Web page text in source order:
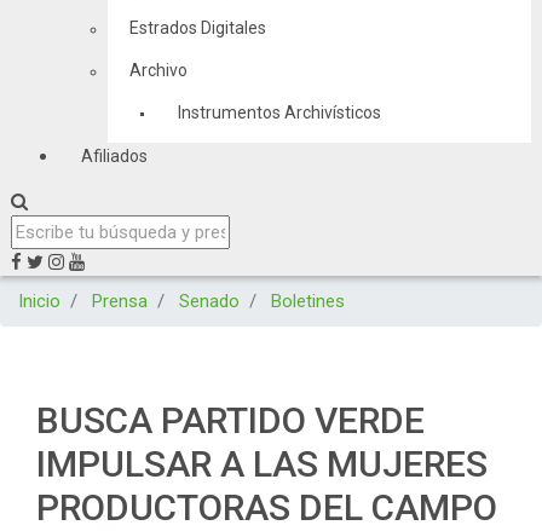
Estrados Digitales
Archivo
Instrumentos Archivísticos
Afiliados
Inicio Prensa Senado Boletines
BUSCA PARTIDO VERDE
IMPULSAR A LAS MUJERES
PRODUCTORAS DEL CAMPO